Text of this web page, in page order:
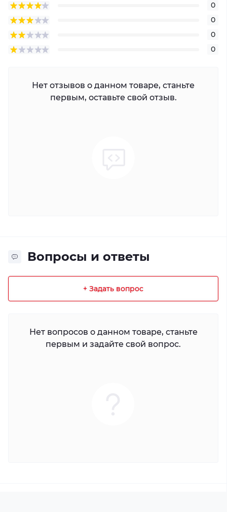
0
0
0
0
Нет отзывов о данном товаре, станьте
первым, оставьте свой отзыв.
Вопросы и ответы
+ Задать вопрос
Нет вопросов о данном товаре, станьте
первым и задайте свой вопрос.